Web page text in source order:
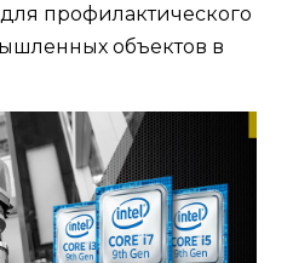
профилактического
объектов в